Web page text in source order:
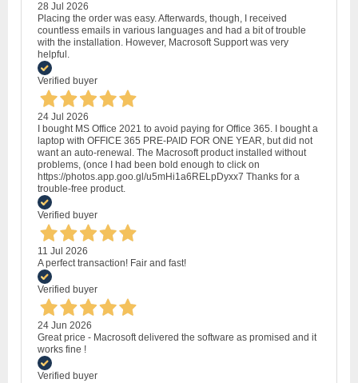
28 Jul 2026
Placing the order was easy. Afterwards, though, I received
countless emails in various languages and had a bit of trouble
with the installation. However, Macrosoft Support was very
helpful.
Verified buyer
24 Jul 2026
I bought MS Office 2021 to avoid paying for Office 365. I bought a
laptop with OFFICE 365 PRE-PAID FOR ONE YEAR, but did not
want an auto-renewal. The Macrosoft product installed without
problems, (once I had been bold enough to click on
https://photos.app.goo.gl/u5mHi1a6RELpDyxx7 Thanks for a
trouble-free product.
Verified buyer
11 Jul 2026
A perfect transaction! Fair and fast!
Verified buyer
24 Jun 2026
Great price - Macrosoft delivered the software as promised and it
works fine !
Verified buyer